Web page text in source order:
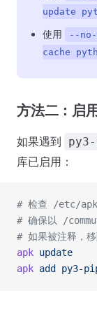
update
使用 --no-
cache
方法二：启
如果遇到
库已启用：
# 检查 /etc/
# 确保以 /
# 如果被注释，
apk update
apk add py3-